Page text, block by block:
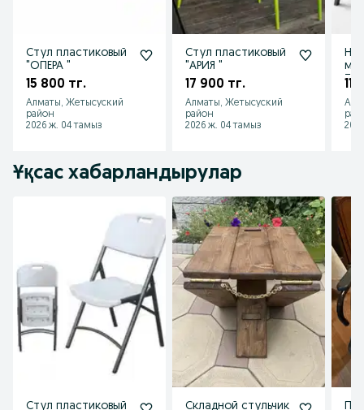
Стул пластиковый
"ОПЕРА "
15 800 тг.
Алматы, Жетысуский
район
2026 ж. 04 тамыз
Стул пластиковый
"АРИЯ "
17 900 тг.
Алматы, Жетысуский
район
2026 ж. 04 тамыз
Ұқсас хабарландырулар
Стул пластиковый Складной стульчик